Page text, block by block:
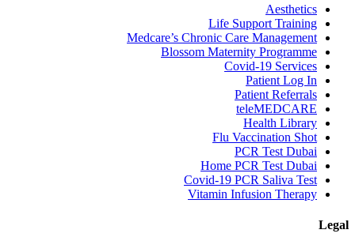
Aesthetics
Life Support Training
Medcare’s Chronic Care Management
Blossom Maternity Programme
Covid-19 Services
Patient Log In
Patient Referrals
teleMEDCARE
Health Library
Flu Vaccination Shot
PCR Test Dubai
Home PCR Test Dubai
Covid-19 PCR Saliva Test
Vitamin Infusion Therapy
Legal